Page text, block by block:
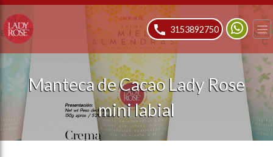
slideout menu. 3153892750
Manteca de Cacao Lady Rose
mini labial